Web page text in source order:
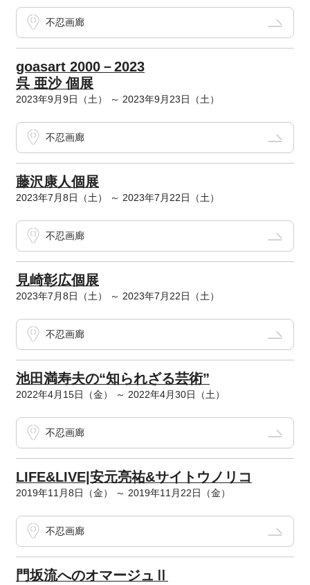
不忍画廊
goasart 2000－2023
呉 亜沙 個展
2023年9月9日（土） ～ 2023年9月23日（土）
不忍画廊
藤沢康人個展
2023年7月8日（土） ～ 2023年7月22日（土）
不忍画廊
見崎彰広個展
2023年7月8日（土） ～ 2023年7月22日（土）
不忍画廊
池田満寿夫の“知られざる芸術”
2022年4月15日（金） ～ 2022年4月30日（土）
不忍画廊
LIFE&LIVE|安元亮祐&サイトウノリコ
2019年11月8日（金） ～ 2019年11月22日（金）
不忍画廊
門坂流へのオマージュⅡ